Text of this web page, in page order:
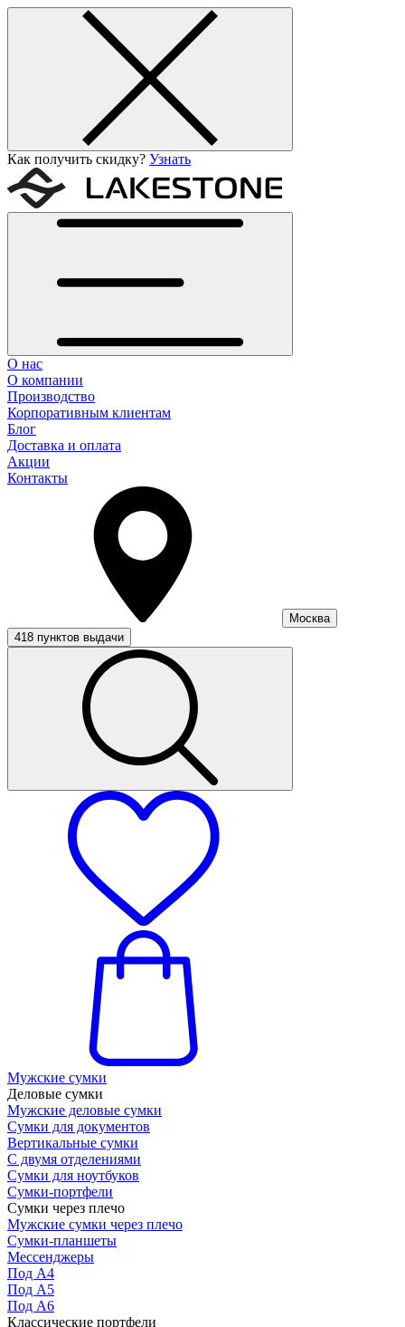
Как получить скидку? Узнать
О нас
О компании
Производство
Корпоративным клиентам
Блог
Доставка и оплата
Акции
Контакты
Москва
418 пунктов выдачи
Мужские сумки
Деловые сумки
Мужские деловые сумки
Сумки для документов
Вертикальные сумки
С двумя отделениями
Сумки для ноутбуков
Сумки-портфели
Сумки через плечо
Мужские сумки через плечо
Сумки-планшеты
Мессенджеры
Под А4
Под А5
Под А6
Классические портфели